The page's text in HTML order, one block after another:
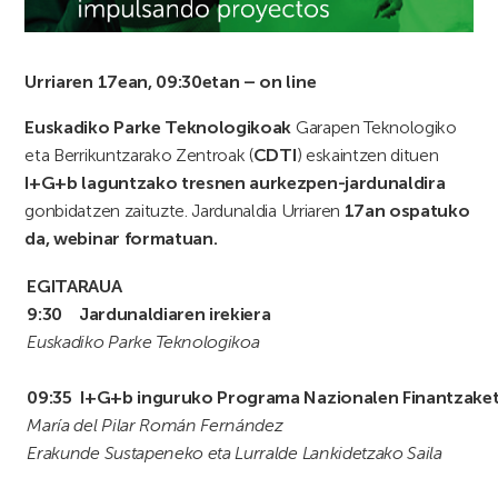
Urriaren 17ean, 09:30etan – on line
Euskadiko Parke Teknologikoak Garapen Teknologiko
eta Berrikuntzarako Zentroak (CDTI) eskaintzen dituen
I+G+b laguntzako tresnen aurkezpen-jardunaldira
gonbidatzen zaituzte. Jardunaldia Urriaren 17an ospatuko
da, webinar formatuan.
EGITARAUA
9:30
Jardunaldiaren irekiera
Euskadiko Parke Teknologikoa
09:35 I+G+b inguruko Programa Nazionalen
María del Pilar Román Fernández
Erakunde Sustapeneko eta Lurralde Lankidetzako Saila